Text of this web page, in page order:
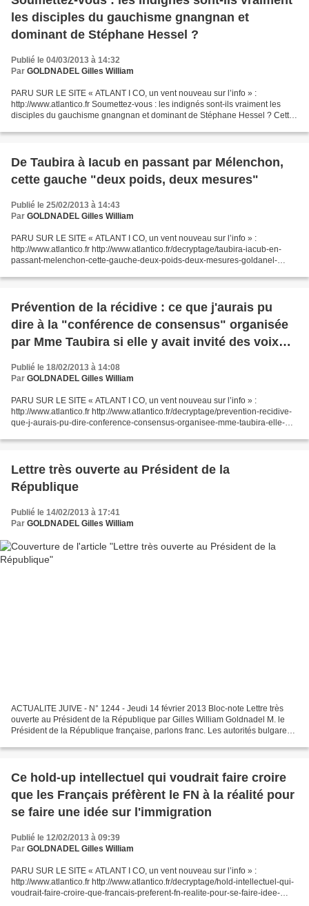
les disciples du gauchisme gnangnan et
dominant de Stéphane Hessel ?
Publié le 04/03/2013 à 14:32
Par GOLDNADEL Gilles William
PARU SUR LE SITE « ATLANT I CO, un vent nouveau sur l’info » :
http://www.atlantico.fr Soumettez-vous : les indignés sont-ils vraiment les
disciples du gauchisme gnangnan et dominant de Stéphane Hessel ? Cette
De Taubira à Iacub en passant par Mélenchon,
cette gauche "deux poids, deux mesures"
Publié le 25/02/2013 à 14:43
Par GOLDNADEL Gilles William
PARU SUR LE SITE « ATLANT I CO, un vent nouveau sur l’info » :
http://www.atlantico.fr http://www.atlantico.fr/decryptage/taubira-iacub-en-
passant-melenchon-cette-gauche-deux-poids-deux-mesures-goldanel-
Prévention de la récidive : ce que j'aurais pu
dire à la "conférence de consensus" organisée
par Mme Taubira si elle y avait invité des voix
divergentes
Publié le 18/02/2013 à 14:08
Par GOLDNADEL Gilles William
PARU SUR LE SITE « ATLANT I CO, un vent nouveau sur l’info » :
http://www.atlantico.fr http://www.atlantico.fr/decryptage/prevention-recidive-
que-j-aurais-pu-dire-conference-consensus-organisee-mme-taubira-elle-
Lettre très ouverte au Président de la
République
Publié le 14/02/2013 à 17:41
Par GOLDNADEL Gilles William
ACTUALITE JUIVE - N° 1244 - Jeudi 14 février 2013 Bloc-note Lettre très
ouverte au Président de la République par Gilles William Goldnadel M. le
Président de la République française, parlons franc. Les autorités bulgares
Ce hold-up intellectuel qui voudrait faire croire
que les Français préfèrent le FN à la réalité pour
se faire une idée sur l'immigration
Publié le 12/02/2013 à 09:39
Par GOLDNADEL Gilles William
PARU SUR LE SITE « ATLANT I CO, un vent nouveau sur l’info » :
http://www.atlantico.fr http://www.atlantico.fr/decryptage/hold-intellectuel-qui-
voudrait-faire-croire-que-francais-preferent-fn-realite-pour-se-faire-idee-